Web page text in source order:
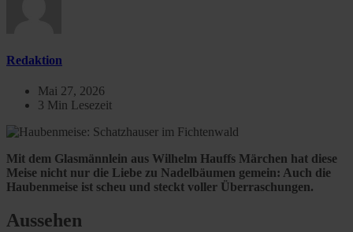
Redaktion
Mai 27, 2026
3 Min Lesezeit
Mit dem Glasmännlein aus Wilhelm Hauffs Märchen hat diese
Meise nicht nur die Liebe zu Nadelbäumen gemein: Auch die
Haubenmeise ist scheu und steckt voller Überraschungen.
Aussehen